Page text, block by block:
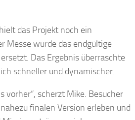
das Projekt noch ein
Messe wurde das endgültige
Das Ergebnis überraschte
schneller und dynamischer.
vorher“, scherzt Mike. Besucher
finalen Version erleben und